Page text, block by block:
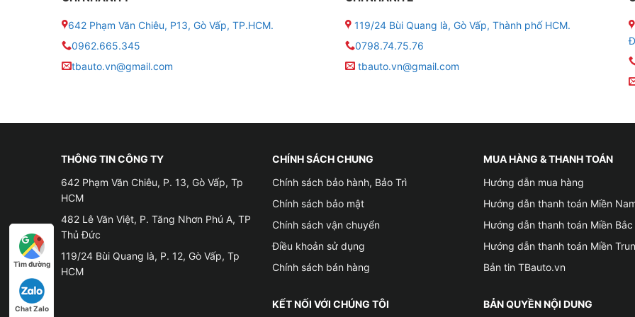
☛ Giám sát từ xa: PC: Web.motrak.vn; App: VietMap Motrak
2. TÍNH NĂNG ĐỊNH VỊ VIETMAP MT4G
thị chi tiết vị trí xe trên bản đồ.
✚ Vietmap MT4G người dùng có thể quản lý được các điểm giới hạn và nhận thông báo đến điện thoại
✚ Với Vietmap MT4G còn trang bị tính năng siêu tiết kiệm điện giúp bảo vệ bình xe an toàn. Do đó, khi
độ nghỉ ngơi và ngưng dùng bình để giúp bình luôn được bảo vệ.
642 Phạm Văn Chiêu, P13, Gò Vấp, TP.HCM.
0962.665.345
tbauto.vn@gmail.com
119/24 Bùi Quang là, Gò Vấp, Thành phố HCM.
0798.74.75.76
tbauto.vn@gmail.com
THÔNG TIN CÔNG TY
642 Phạm Văn Chiêu, P. 13, Gò Vấp, Tp
HCM
482 Lê Văn Việt, P. Tăng Nhơn Phú A, TP
Thủ Đức
119/24 Bùi Quang là, P. 12, Gò Vấp, Tp
HCM
CHÍNH SÁCH CHUNG
Chính sách bảo hành, Bảo Trì
Chính sách bảo mật
Chính sách vận chuyển
Điều khoản sử dụng
Chính sách bán hàng
MUA HÀNG & THANH TOÁN
Hướng dẫn mua hàng
Hướng dẫn thanh toán Miền
Hướng dẫn thanh toán Miền Bắc
Hướng dẫn thanh toán Miền
Bản tin TBauto.vn
KẾT NỐI VỚI CHÚNG TÔI BẢN QUYỀN NỘI DUNG
Tìm đường
Chat Zalo